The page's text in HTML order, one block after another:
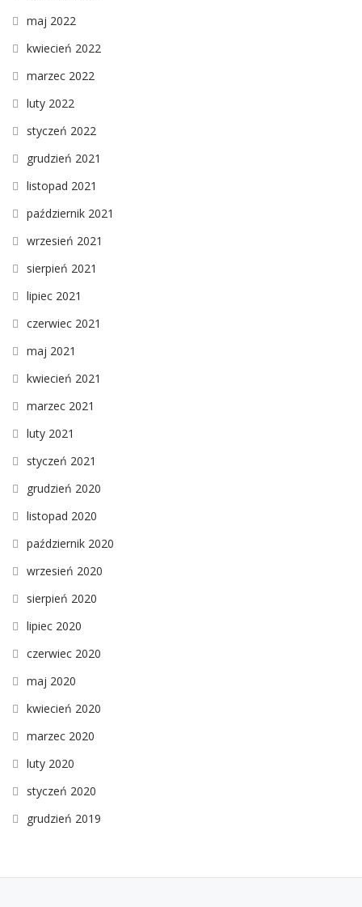
maj 2022
kwiecień 2022
marzec 2022
luty 2022
styczeń 2022
grudzień 2021
listopad 2021
październik 2021
wrzesień 2021
sierpień 2021
lipiec 2021
czerwiec 2021
maj 2021
kwiecień 2021
marzec 2021
luty 2021
styczeń 2021
grudzień 2020
listopad 2020
październik 2020
wrzesień 2020
sierpień 2020
lipiec 2020
czerwiec 2020
maj 2020
kwiecień 2020
marzec 2020
luty 2020
styczeń 2020
grudzień 2019